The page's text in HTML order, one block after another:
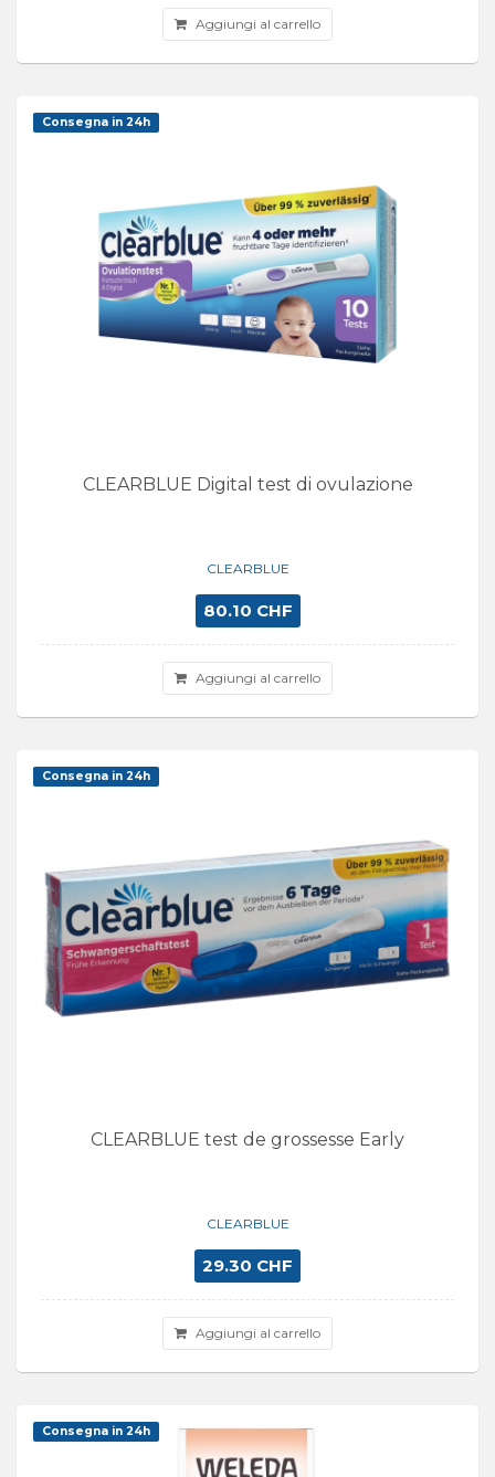
Aggiungi al carrello
Consegna in 24h
CLEARBLUE Digital test di ovulazione
CLEARBLUE
80.10 CHF
Aggiungi al carrello
Consegna in 24h
CLEARBLUE test de grossesse Early
CLEARBLUE
29.30 CHF
Aggiungi al carrello
Consegna in 24h